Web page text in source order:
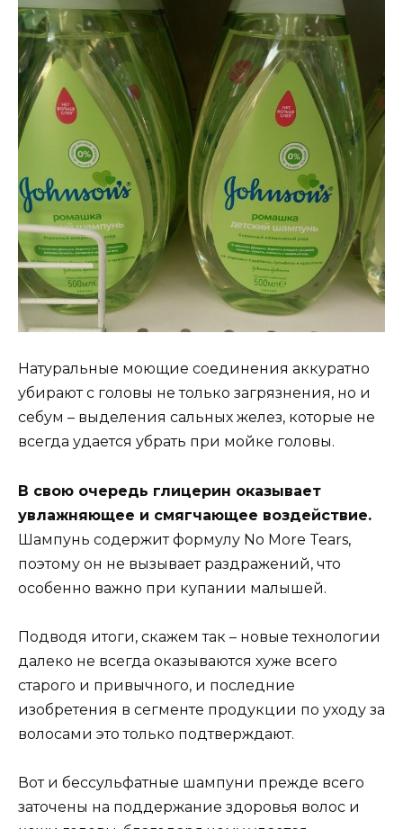
Натуральные моющие соединения аккуратно
убирают с головы не только загрязнения, но и
себум – выделения сальных желез, которые не
всегда удается убрать при мойке головы.
В свою очередь глицерин оказывает
увлажняющее и смягчающее воздействие.
Шампунь содержит формулу No More Tears,
поэтому он не вызывает раздражений, что
особенно важно при купании малышей.
Подводя итоги, скажем так – новые технологии
далеко не всегда оказываются хуже всего
старого и привычного, и последние
изобретения в сегменте продукции по уходу за
волосами это только подтверждают.
Вот и бессульфатные шампуни прежде всего
заточены на поддержание здоровья волос и